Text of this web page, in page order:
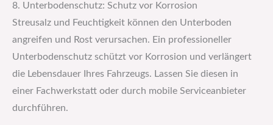
8. Unterbodenschutz: Schutz vor Korrosion
Streusalz und Feuchtigkeit können den Unterboden
angreifen und Rost verursachen. Ein professioneller
Unterbodenschutz schützt vor Korrosion und verlängert
die Lebensdauer Ihres Fahrzeugs. Lassen Sie diesen in
einer Fachwerkstatt oder durch mobile Serviceanbieter
durchführen.